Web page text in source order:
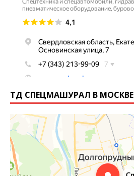
ТД СПЕЦМАШУРАЛ В МОСКВЕ